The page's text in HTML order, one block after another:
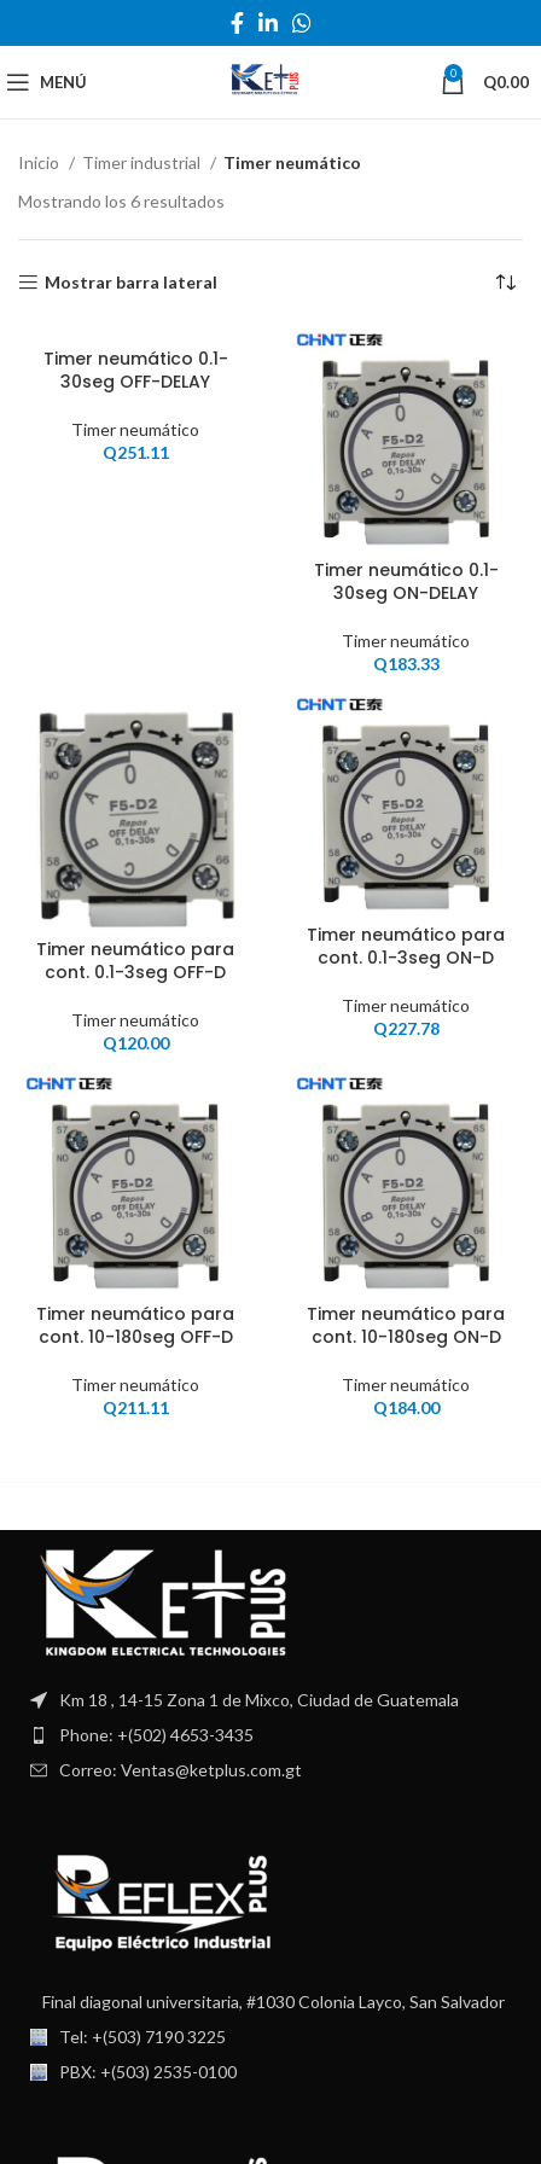
MENÚ 0 Q0.00
Inicio Timer industrial
Timer neumático
Mostrando los 6 resultados
Mostrar barra lateral
Timer neumático 0.1-
30seg OFF-DELAY
Timer neumático
Q251.11
Timer neumático 0.1-
30seg ON-DELAY
Timer neumático
Q183.33
Timer neumático para
cont. 0.1-3seg OFF-D
Timer neumático
Q120.00
Timer neumático para
cont. 0.1-3seg ON-D
Timer neumático
Q227.78
Timer neumático para
cont. 10-180seg OFF-D
Timer neumático
Q211.11
Timer neumático para
cont. 10-180seg ON-D
Timer neumático
Q184.00
Km 18 , 14-15 Zona 1 de Mixco, Ciudad de Guatemala
Phone: +(502) 4653-3435
Correo: Ventas@ketplus.com.gt
Final diagonal universitaria, #1030 Colonia Layco, San Salvador
Tel: +(503) 7190 3225
PBX: +(503) 2535-0100